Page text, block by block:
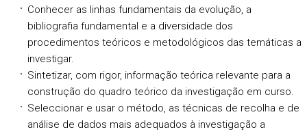
Conhecer as linhas fundamentais da evolução, a
bibliografia fundamental e a diversidade dos
procedimentos teóricos e metodológicos das temáticas a
investigar.
Sintetizar, com rigor, informação teórica relevante para a
construção do quadro teórico da investigação em curso.
Seleccionar e usar o método, as técnicas de recolha e de
análise de dados mais adequados à investigação a